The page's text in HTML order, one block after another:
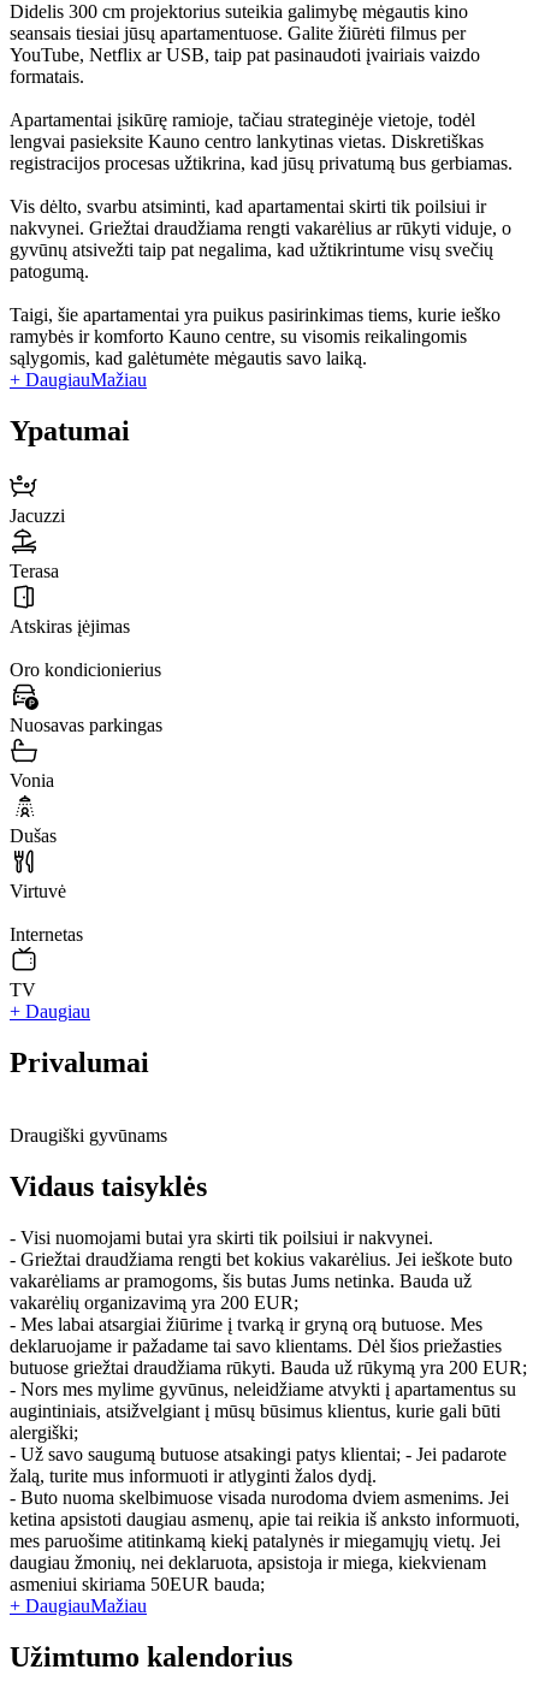
Didelis 300 cm projektorius suteikia galimybę mėgautis kino
seansais tiesiai jūsų apartamentuose. Galite žiūrėti filmus per
YouTube, Netflix ar USB, taip pat pasinaudoti įvairiais vaizdo
formatais.
Apartamentai įsikūrę ramioje, tačiau strateginėje vietoje, todėl
lengvai pasieksite Kauno centro lankytinas vietas. Diskretiškas
registracijos procesas užtikrina, kad jūsų privatumą bus gerbiamas.
Vis dėlto, svarbu atsiminti, kad apartamentai skirti tik poilsiui ir
nakvynei. Griežtai draudžiama rengti vakarėlius ar rūkyti viduje, o
gyvūnų atsivežti taip pat negalima, kad užtikrintume visų svečių
patogumą.
Taigi, šie apartamentai yra puikus pasirinkimas tiems, kurie ieško
ramybės ir komforto Kauno centre, su visomis reikalingomis
sąlygomis, kad galėtumėte mėgautis savo laiką.
+ DaugiauMažiau
Ypatumai
Jacuzzi
Terasa
Atskiras įėjimas
Oro kondicionierius
Nuosavas parkingas
Vonia
Dušas
Virtuvė
Internetas
TV
+ Daugiau
Privalumai
Draugiški gyvūnams
Vidaus taisyklės
- Visi nuomojami butai yra skirti tik poilsiui ir nakvynei.
- Griežtai draudžiama rengti bet kokius vakarėlius. Jei ieškote buto
vakarėliams ar pramogoms, šis butas Jums netinka. Bauda už
vakarėlių organizavimą yra 200 EUR;
- Mes labai atsargiai žiūrime į tvarką ir gryną orą butuose. Mes
deklaruojame ir pažadame tai savo klientams. Dėl šios priežasties
butuose griežtai draudžiama rūkyti. Bauda už rūkymą yra 200 EUR;
- Nors mes mylime gyvūnus, neleidžiame atvykti į apartamentus su
augintiniais, atsižvelgiant į mūsų būsimus klientus, kurie gali būti
alergiški;
- Už savo saugumą butuose atsakingi patys klientai; - Jei padarote
žalą, turite mus informuoti ir atlyginti žalos dydį.
- Buto nuoma skelbimuose visada nurodoma dviem asmenims. Jei
ketina apsistoti daugiau asmenų, apie tai reikia iš anksto informuoti,
mes paruošime atitinkamą kiekį patalynės ir miegamųjų vietų. Jei
daugiau žmonių, nei deklaruota, apsistoja ir miega, kiekvienam
asmeniui skiriama 50EUR bauda;
+ DaugiauMažiau
Užimtumo kalendorius